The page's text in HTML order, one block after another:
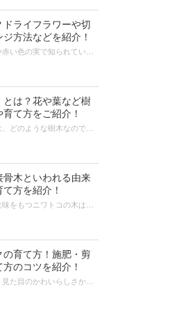
ライフラワーや切
方法などを紹介！
い色の実で知られてい
回る機会が少ない...
は？花や葉など樹
て方をご紹介！
どのような樹木なのでし
ついてまとめま...
木といわれる由来
方を紹介！
をもつニワトコの木は、
。一家の保健...
育て方！施肥・剪
のコツを紹介！
た目のかわいらしさか
ボクの育て方や...